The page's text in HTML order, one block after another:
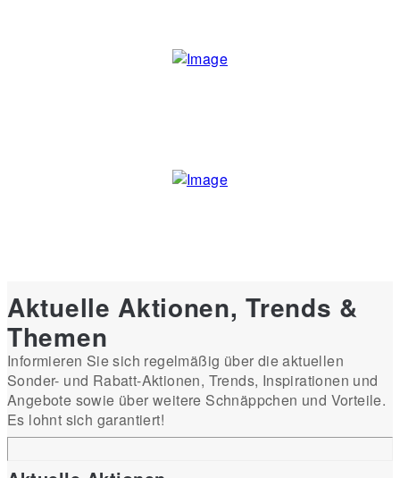
Aktuelle Aktionen, Trends &
Themen
Informieren Sie sich regelmäßig über die aktuellen
Sonder- und Rabatt-Aktionen, Trends, Inspirationen und
Angebote sowie über weitere Schnäppchen und Vorteile.
Es lohnt sich garantiert!